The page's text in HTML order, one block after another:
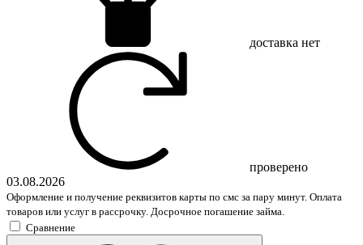
доставка нет
проверено
03.08.2026
Оформление и получение реквизитов карты по смс за пару минут. Оплата
товаров или услуг в рассрочку. Досрочное погашение займа.
Сравнение